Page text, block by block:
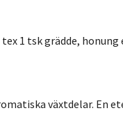
1 tsk grädde,
växtdelar. En